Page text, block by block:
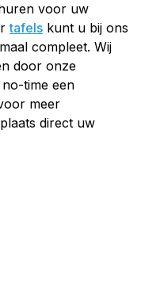
voor uw
tafels kunt u bij ons
compleet. Wij
door onze
time een
meer
direct uw